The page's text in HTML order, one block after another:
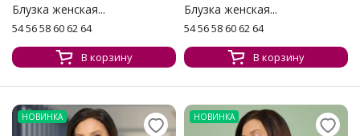
Блузка женская...
54 56 58 60 62 64
В корзину
Блузка женская...
54 56 58 60 62 64
В корзину
НОВИНКА НОВИНКА